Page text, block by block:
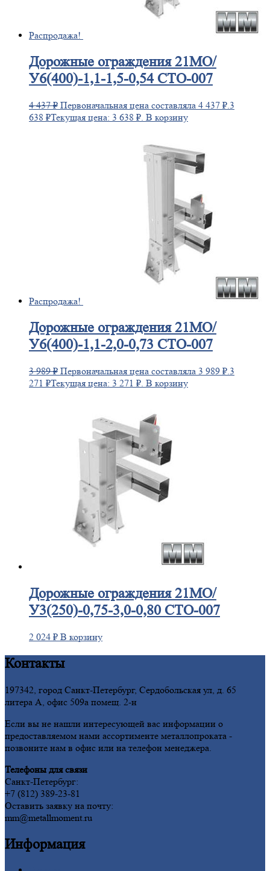
Распродажа!
Дорожные ограждения 21МО/
У6(400)-1,1-1,5-0,54 СТО-007
4 437₽ Первоначальная цена составляла 4 437 ₽.3
638 ₽Текущая цена: 3 638 ₽. В корзину
Распродажа!
Дорожные ограждения 21МО/
У6(400)-1,1-2,0-0,73 СТО-007
3 989₽ Первоначальная цена составляла 3 989 ₽.3
271 ₽Текущая цена: 3 271 ₽. В корзину
Дорожные ограждения 21МО/
У3(250)-0,75-3,0-0,80 СТО-007
2 024 ₽ В корзину
Контакты
197342, город Санкт-Петербург, Сердобольская ул, д. 65
литера А, офис 509а помещ. 2-н
Если вы не нашли интересующей вас информации о
предоставляемом нами ассортименте металлопроката -
позвоните нам в офис или на телефон менеджера.
Телефоны для связи
Санкт-Петербург:
+7 (812) 389-23-81
Оставить заявку на почту:
mm@metallmoment.ru
Информация